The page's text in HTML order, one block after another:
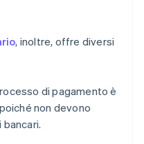
, inoltre, offre diversi
di pagamento è
non devono